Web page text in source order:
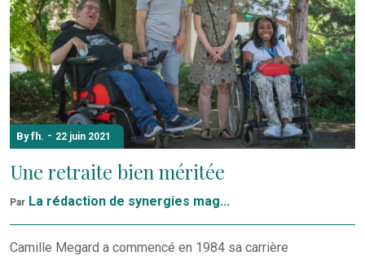
By fh. - 22 juin 2021
Une retraite bien méritée
Par La rédaction de synergies mag...
Camille Megard a commencé en 1984 sa carrière